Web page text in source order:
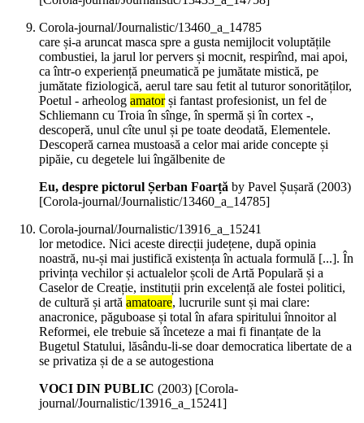
Corola-journal/Journalistic/13460_a_14785
care și-a aruncat masca spre a gusta nemijlocit voluptățile
combustiei, la jarul lor pervers și mocnit, respirînd, mai apoi,
ca într-o experiență pneumatică pe jumătate mistică, pe
jumătate fiziologică, aerul tare sau fetit al tuturor sonorităților,
Poetul - arheolog amatorși fantast profesionist, un fel de
Schliemann cu Troia în sînge, în spermă și în cortex -,
descoperă, unul cîte unul și pe toate deodată, Elementele.
Descoperă carnea mustoasă a celor mai aride concepte și
pipăie, cu degetele lui îngălbenite de
Eu, despre pictorul Șerban Foarță by Pavel Șușară (2003)
[Corola-journal/Journalistic/13460_a_14785]
Corola-journal/Journalistic/13916_a_15241
lor metodice. Nici aceste direcții județene, după opinia
noastră, nu-și mai justifică existența în actuala formulă [...]. În
privința vechilor și actualelor școli de Artă Populară și a
Caselor de Creație, instituții prin excelență ale fostei politici,
de cultură și artă amatoare, lucrurile sunt și mai clare:
anacronice, păguboase și total în afara spiritului înnoitor al
Reformei, ele trebuie să înceteze a mai fi finanțate de la
Bugetul Statului, lăsându-li-se doar democratica libertate de a
se privatiza și de a se autogestiona
VOCI DIN PUBLIC (2003) [Corola-
journal/Journalistic/13916_a_15241]